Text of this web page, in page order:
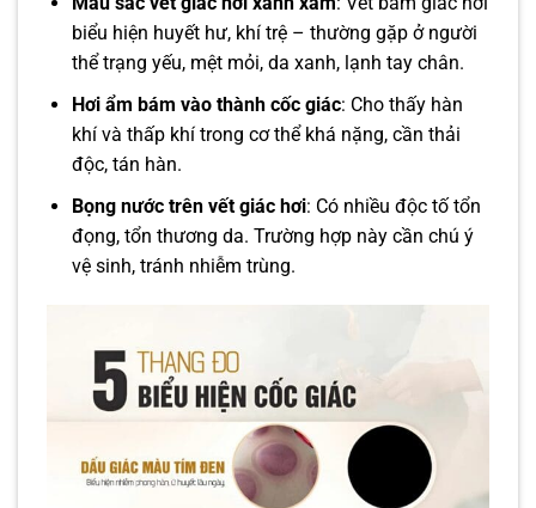
biểu hiện huyết hư, khí trệ – thường gặp ở người
thể trạng yếu, mệt mỏi, da xanh, lạnh tay chân.
Hơi ẩm bám vào thành cốc giác: Cho thấy hàn
khí và thấp khí trong cơ thể khá nặng, cần thải
độc, tán hàn.
Bọng nước trên vết giác hơi: Có nhiều độc tố tổn
đọng, tổn thương da. Trường hợp này cần chú ý
vệ sinh, tránh nhiễm trùng.